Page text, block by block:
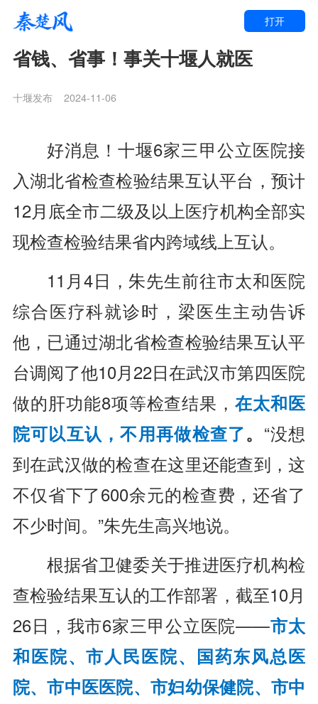
打开
省钱、省事！事关十堰人就医
十堰发布 2024-11-06
好消息！十堰6家三甲公立医院接
入湖北省检查检验结果互认平台，预计
12月底全市二级及以上医疗机构全部实
现检查检验结果省内跨域线上互认。
11月4日，朱先生前往市太和医院
综合医疗科就诊时，梁医生主动告诉
他，已通过湖北省检查检验结果互认平
台调阅了他10月22日在武汉市第四医院
做的肝功能8项等检查结果，在太和医
院可以互认，不用再做检查了。 “没想
到在武汉做的检查在这里还能查到，这
不仅省下了600余元的检查费，还省了
不少时间。”朱先生高兴地说。
根据省卫健委关于推进医疗机构检
查检验结果互认的工作部署，截至10月
26日，我市6家三甲公立医院——市太
和医院、市人民医院、国药东风总医
院、市中医医院、市妇幼保健院、市中